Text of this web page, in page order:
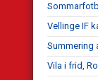
Vellinge IF
Summering
Vila i frid,